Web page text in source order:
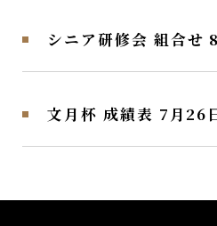
シニア研修会 組合せ
文月杯 成績表 7月26